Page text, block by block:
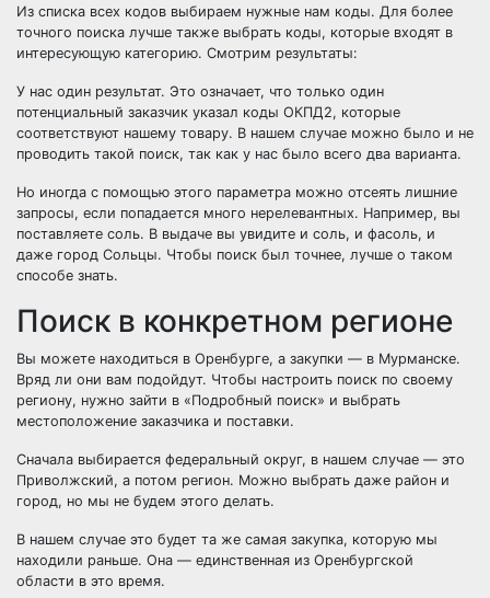
Из списка всех кодов выбираем нужные нам коды. Для более
точного поиска лучше также выбрать коды, которые входят в
интересующую категорию. Смотрим результаты:
У нас один результат. Это означает, что только один
потенциальный заказчик указал коды ОКПД2, которые
соответствуют нашему товару. В нашем случае можно было и не
проводить такой поиск, так как у нас было всего два варианта.
Но иногда с помощью этого параметра можно отсеять лишние
запросы, если попадается много нерелевантных. Например, вы
поставляете соль. В выдаче вы увидите и соль, и фасоль, и
даже город Сольцы. Чтобы поиск был точнее, лучше о таком
способе знать.
Поиск в конкретном регионе
Вы можете находиться в Оренбурге, а закупки — в Мурманске.
Вряд ли они вам подойдут. Чтобы настроить поиск по своему
региону, нужно зайти в «Подробный поиск» и выбрать
местоположение заказчика и поставки.
Сначала выбирается федеральный округ, в нашем случае — это
Приволжский, а потом регион. Можно выбрать даже район и
город, но мы не будем этого делать.
В нашем случае это будет та же самая закупка, которую мы
находили раньше. Она — единственная из Оренбургской
области в это время.